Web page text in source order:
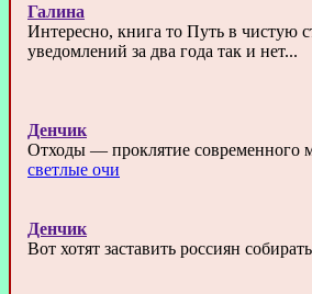
Галина
Интересно, книга то Путь в чистую
уведомлений за два года так и нет...
Денчик
Отходы — проклятие современного
светлые очи
Денчик
Вот хотят заставить россиян